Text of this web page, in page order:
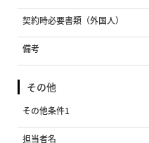
契約時必要書類（外国人）
備考
その他
その他条件1
担当者名